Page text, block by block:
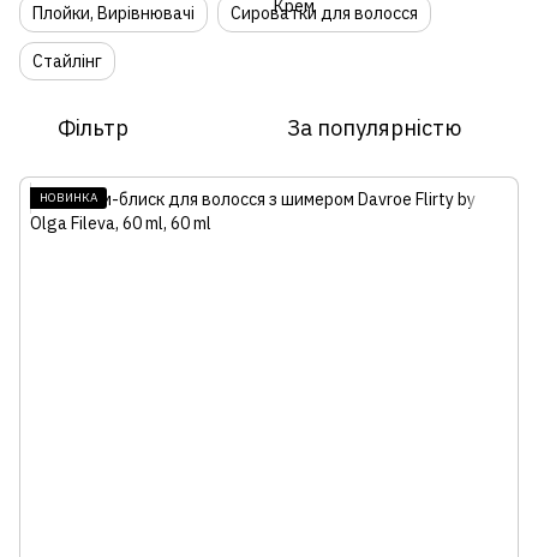
Плойки, Вирівнювачі Сироватки для волосся
Стайлінг
Фільтр За популярністю
НОВИНКА